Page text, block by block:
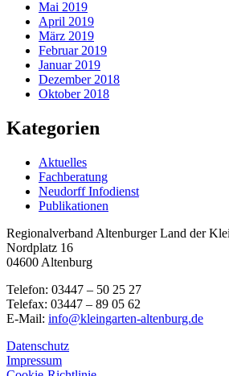
Mai 2019
April 2019
März 2019
Februar 2019
Januar 2019
Dezember 2018
Oktober 2018
Kategorien
Aktuelles
Fachberatung
Neudorff Infodienst
Publikationen
Regionalverband Altenburger Land der
Nordplatz 16
04600 Altenburg
Telefon: 03447 – 50 25 27
Telefax: 03447 – 89 05 62
E-Mail: info@kleingarten-altenburg.de
Datenschutz
Impressum